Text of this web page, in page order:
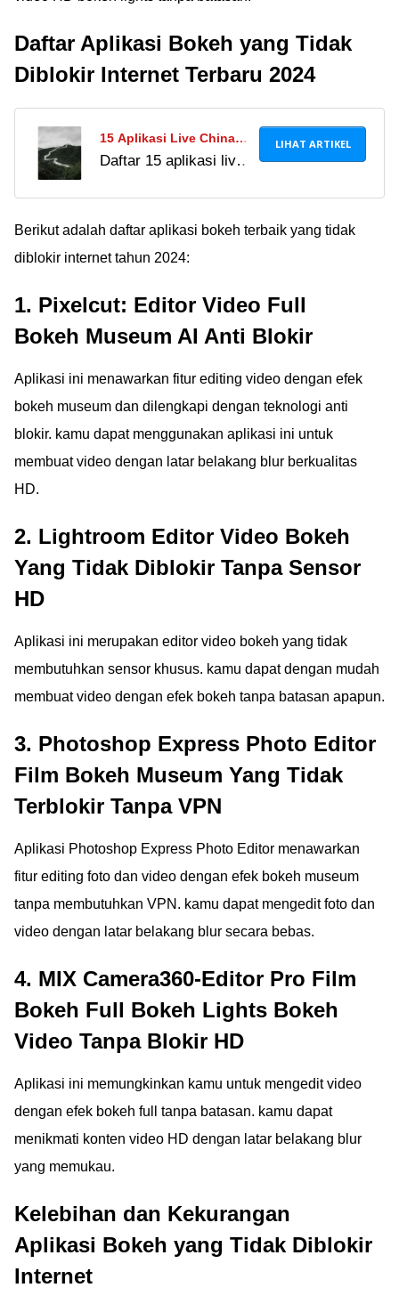
Daftar Aplikasi Bokeh yang Tidak
Diblokir Internet Terbaru 2024
15 Aplikasi Live China
Terbaru dengan Fitur
Daftar 15 aplikasi live
LIHAT ARTIKEL
Berikut adalah daftar aplikasi bokeh terbaik yang tidak
diblokir internet tahun 2024:
1. Pixelcut: Editor Video Full
Bokeh Museum AI Anti Blokir
Aplikasi ini menawarkan fitur editing video dengan efek
bokeh museum dan dilengkapi dengan teknologi anti
blokir. kamu dapat menggunakan aplikasi ini untuk
membuat video dengan latar belakang blur berkualitas
HD.
2. Lightroom Editor Video Bokeh
Yang Tidak Diblokir Tanpa Sensor
HD
Aplikasi ini merupakan editor video bokeh yang tidak
membutuhkan sensor khusus. kamu dapat dengan mudah
membuat video dengan efek bokeh tanpa batasan apapun.
3. Photoshop Express Photo Editor
Film Bokeh Museum Yang Tidak
Terblokir Tanpa VPN
Aplikasi Photoshop Express Photo Editor menawarkan
fitur editing foto dan video dengan efek bokeh museum
tanpa membutuhkan VPN. kamu dapat mengedit foto dan
video dengan latar belakang blur secara bebas.
4. MIX Camera360-Editor Pro Film
Bokeh Full Bokeh Lights Bokeh
Video Tanpa Blokir HD
Aplikasi ini memungkinkan kamu untuk mengedit video
dengan efek bokeh full tanpa batasan. kamu dapat
menikmati konten video HD dengan latar belakang blur
yang memukau.
Kelebihan dan Kekurangan
Aplikasi Bokeh yang Tidak Diblokir
Internet